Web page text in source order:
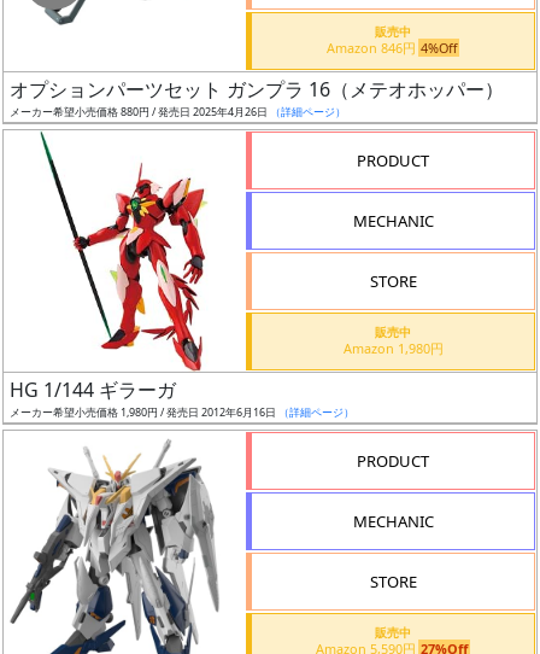
ク
ス
ア
ー
タ
ー
（β）
販売中
Amazon 846円 4%Off
オプションパーツセット ガンプラ 16（メテオホッパー）
メーカー希望小売価格 880円 / 発売日 2025年4月26日 （詳細ページ）
PRODUCT
MECHANIC
STORE
販売中
Amazon 1,980円
HG 1/144 ギラーガ
メーカー希望小売価格 1,980円 / 発売日 2012年6月16日 （詳細ページ）
PRODUCT
MECHANIC
STORE
販売中
Amazon 5,590円 27%Off